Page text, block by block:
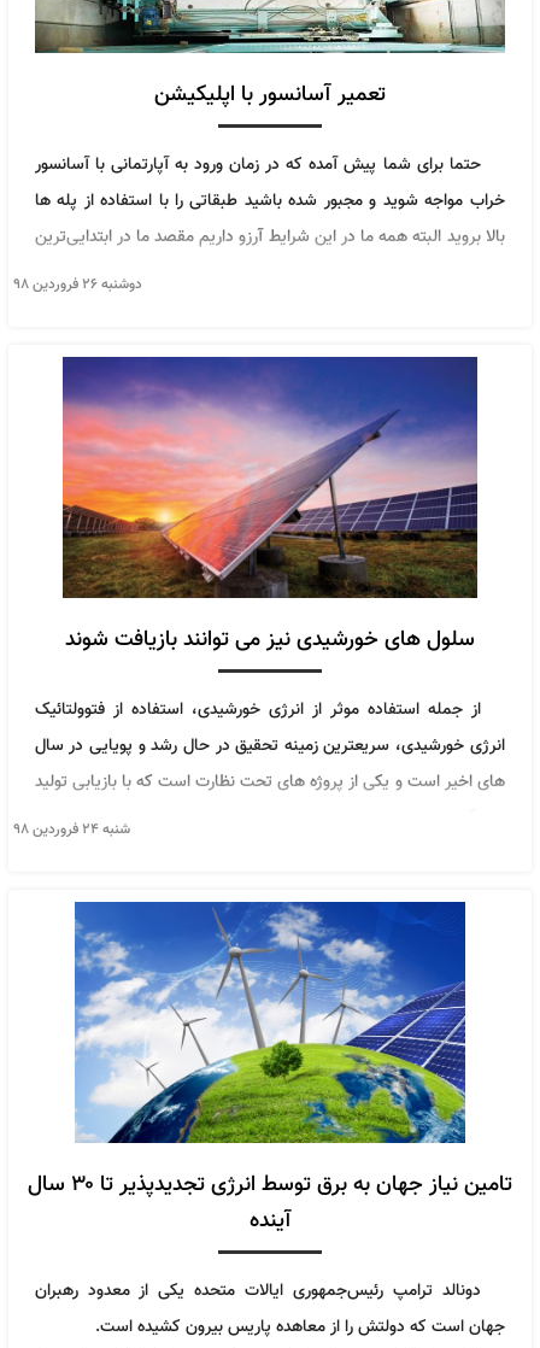
تعمیر آسانسور با اپلیکیشن
حتما برای شما پیش آمده که در زمان ورود به آپارتمانی با آسانسور
خراب مواجه شوید و مجبور شده باشید طبقاتی را با استفاده از پله ها
بالا بروید البته همه ما در این شرایط آرزو داریم مقصد ما در ابتدایی‌ترین
دوشنبه ۲۶ فروردین ۹۸
سلول های خورشیدی نیز می توانند بازیافت شوند
از جمله استفاده موثر از انرژی خورشیدی، استفاده از فتوولتائیک
انرژی خورشیدی، سریعترین زمینه تحقیق در حال رشد و پویایی در سال
های اخیر است و یکی از پروژه های تحت نظارت است که با بازیابی تولید
کنندگان سیلیکون خورشیدی می باشد. تولید سلول های خورشیدی
توجه به مواد مختلف استفاده می شود،
شنبه ۲۴ فروردین ۹۸
تامین نیاز جهان به برق توسط انرژی تجدیدپذیر تا ۳۰ سال
آینده
دونالد ترامپ رئیس‌جمهوری ایالات متحده یکی از معدود رهبران
جهان است که دولتش را از معاهده پاریس بیرون کشیده است.